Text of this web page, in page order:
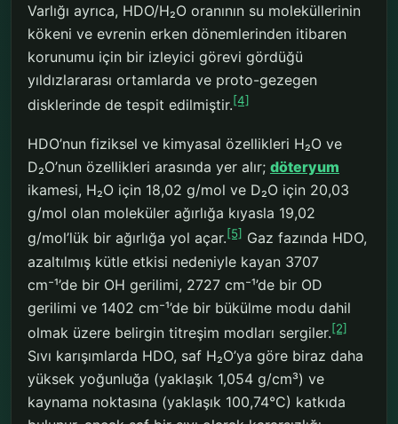
Varlığı ayrıca, HDO/H₂O oranının su moleküllerinin
kökeni ve evrenin erken dönemlerinden itibaren
korunumu için bir izleyici görevi gördüğü
yıldızlararası ortamlarda ve proto-gezegen
disklerinde de tespit edilmiştir.[4]
HDO’nun fiziksel ve kimyasal özellikleri H₂O ve
D₂O’nun özellikleri arasında yer alır; döteryum
ikamesi, H₂O için 18,02 g/mol ve D₂O için 20,03
g/mol olan moleküler ağırlığa kıyasla 19,02
g/mol’lük bir ağırlığa yol açar.[5] Gaz fazında HDO,
azaltılmış kütle etkisi nedeniyle kayan 3707
cm⁻¹’de bir OH gerilimi, 2727 cm⁻¹’de bir OD
gerilimi ve 1402 cm⁻¹’de bir bükülme modu dahil
olmak üzere belirgin titreşim modları sergiler.[2]
Sıvı karışımlarda HDO, saf H₂O’ya göre biraz daha
yüksek yoğunluğa (yaklaşık 1,054 g/cm³) ve
kaynama noktasına (yaklaşık 100,74°C) katkıda